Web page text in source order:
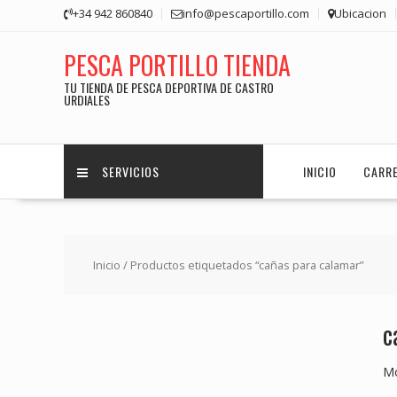
+34 942 860840 info@pescaportillo.com Ubicacion
PESCA PORTILLO TIENDA
TU TIENDA DE PESCA DEPORTIVA DE CASTRO
URDIALES
SERVICIOS INICIO
Inicio / Productos etiquetados “cañas para calamar”